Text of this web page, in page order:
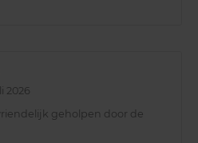
2026
geholpen door de